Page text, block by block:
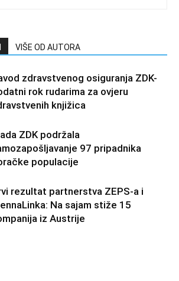
VIŠE OD AUTORA
zdravstvenog osiguranja ZDK-
rok rudarima za ovjeru
knjižica
ZDK podržala
97 pripadnika
populacije
rezultat partnerstva ZEPS-a i
Na sajam stiže 15
iz Austrije